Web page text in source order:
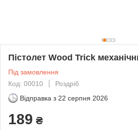
Пістолет Wood Trick
Під замовлення
Код: 00010
Роздріб
Відправка з 22 серпня 2026
189 ₴